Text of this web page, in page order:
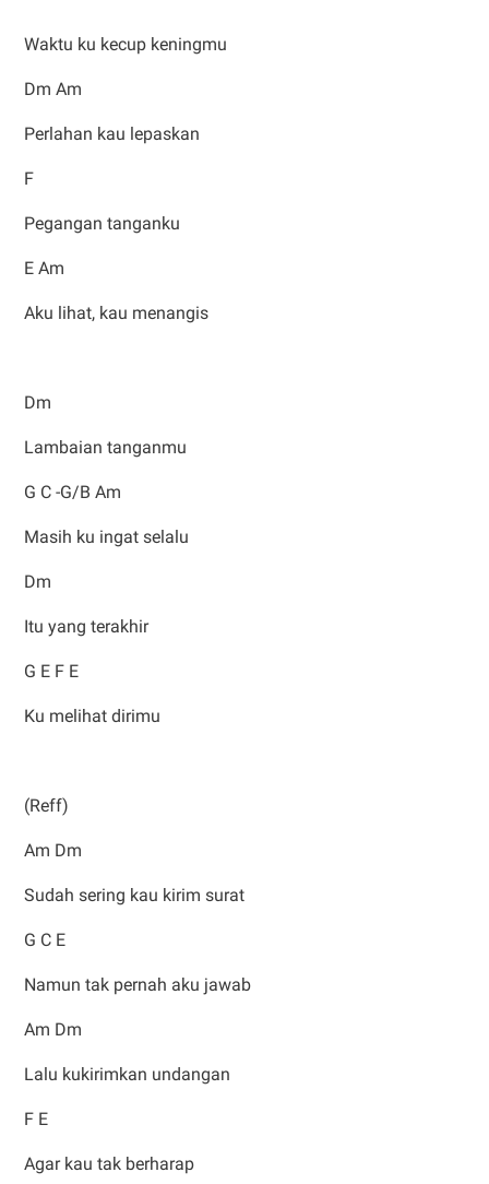
Waktu ku kecup keningmu
Dm Am
Perlahan kau lepaskan
F
Pegangan tanganku
E Am
Aku lihat, kau menangis
Dm
Lambaian tanganmu
G C -G/B Am
Masih ku ingat selalu
Dm
Itu yang terakhir
G E F E
Ku melihat dirimu
(Reff)
Am Dm
Sudah sering kau kirim surat
G C E
Namun tak pernah aku jawab
Am Dm
Lalu kukirimkan undangan
F E
Agar kau tak berharap